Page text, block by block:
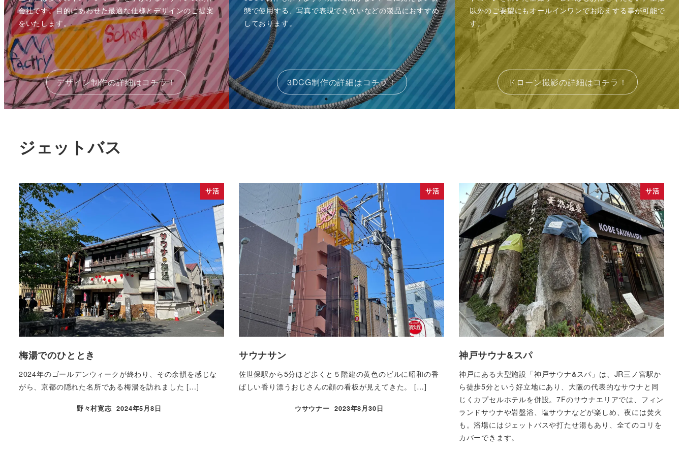
会社です。目的にあわせた最適な仕様とデザインのご提案
をいたします。
デザイン制作の詳細はコチラ！
態で使用する、写真で表現できないなどの製品におすすめ
しております。
3DCG制作の詳細はコチラ！
以外のご要望にもオールインワンでお応えする事が可能で
す。
ドローン撮影の詳細はコチラ！
ジェットバス
サ活
梅湯でのひととき
2024年のゴールデンウィークが終わり、その余韻を感じな
がら、京都の隠れた名所である梅湯を訪れました […]
野々村寛志 2024年5月8日
サ活
サウナサン
佐世保駅から5分ほど歩くと５階建の黄色のビルに昭和の香
ばしい香り漂うおじさんの顔の看板が見えてきた。 […]
ウサウナー 2023年8月30日
サ活
神戸サウナ&スパ
神戸にある大型施設「神戸サウナ&スパ」は、JR三ノ宮駅か
ら徒歩5分という好立地にあり、大阪の代表的なサウナと同
じくカプセルホテルを併設。7Fのサウナエリアでは、フィン
ランドサウナや岩盤浴、塩サウナなどが楽しめ、夜には焚火
も。浴場にはジェットバスや打たせ湯もあり、全てのコリを
カバーできます。